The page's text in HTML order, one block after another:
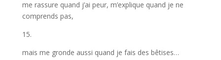
me rassure quand j’ai peur, m’explique quand je ne
comprends pas,
15.
mais me gronde aussi quand je fais des bêtises…